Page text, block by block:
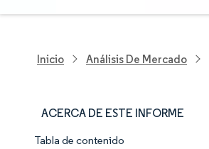
Inicio Análisis De Mercado
ACERCA DE ESTE INFORME
Tabla de contenido